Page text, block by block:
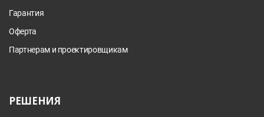
Гарантия
Оферта
Партнерам и проектировщикам
РЕШЕНИЯ